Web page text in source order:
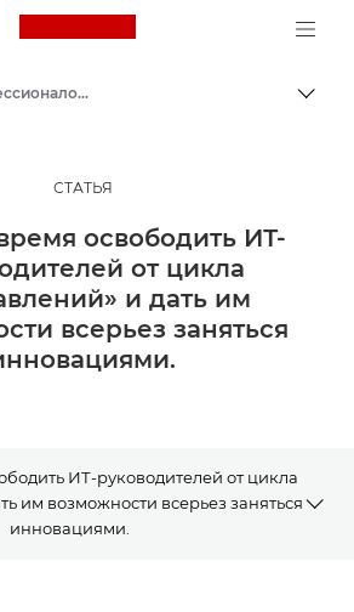
Canon Logo, back to
Статьи для профессионалов и бизнес-статьи
СТАТЬЯ
освободить ИТ-
от цикла
и дать им
всерьез заняться
ИТ-руководителей от цикла
им возможности всерьез заняться
инновациями.